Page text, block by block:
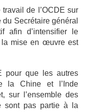
de l’OCDE sur
du Secrétaire général
afin d’intensifier le
la mise en œuvre est
pour que les autres
la Chine et l’Inde
sur l’ensemble des
sont pas partie à la